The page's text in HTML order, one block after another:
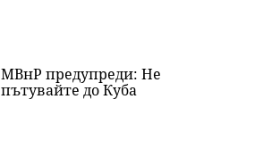
МВнР предупреди: Не
пътувайте до Куба